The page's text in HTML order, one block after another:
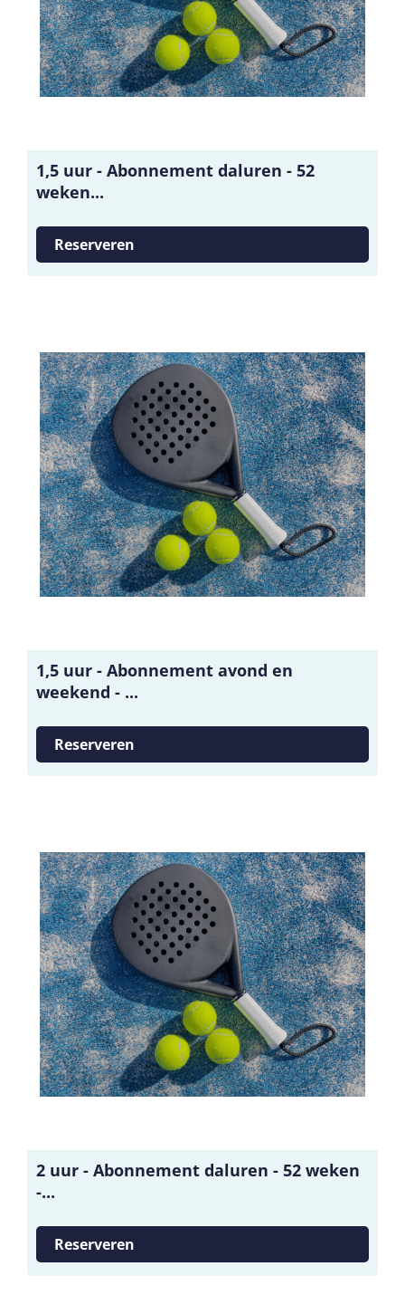
1,5 uur - Abonnement daluren - 52
weken...
Reserveren
1,5 uur - Abonnement avond en
weekend - ...
Reserveren
2 uur - Abonnement daluren - 52 weken
-...
Reserveren